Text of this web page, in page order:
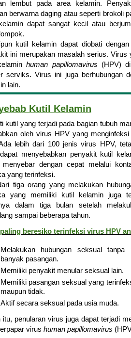
lembut pada area kelamin.
berwarna daging atau seperti brokoli
dapat sangat kecil atau
kutil kelamin dapat diobati
ini merupakan masalah serius. Virus
human papillomavirus (HPV)
serviks. Virus ini juga berhubungan
lain.
Kutil Kelamin
kutil yang terjadi pada bagian tubuh
oleh virus HPV yang
lebih dari 100 jenis virus HPV,
menyebabkan penyakit kutil
menyebar dengan cepat melalui
yang terinfeksi.
tiga orang yang melakukan
yang memiliki kutil kelamin juga
dalam tiga bulan setelah
sampai beberapa tahun.
beresiko terinfeksi virus HPV
Melakukan hubungan seksual tanpa
banyak pasangan.
Memiliki penyakit menular seksual lain.
Memiliki pasangan seksual yang
maupun tidak.
Aktif secara seksual pada usia muda.
itu, penularan virus juga dapat terjadi
virus human papillomavirus